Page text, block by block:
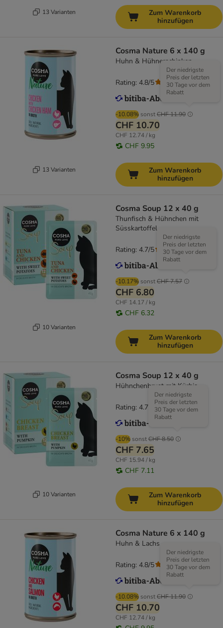
13 Varianten
Zum Warenkorb
hinzufügen
13 Varianten
Cosma Nature 6 x 140 g
Huhn & Hühnerschinken
-10.08% sonstCHF 11.90
Der niedrigste
Preis der letzten
30 Tage vor dem
Rabatt
CHF 10.70
CHF 12.74 / kg
CHF 9.95
Rating: 4.8/5 (107)
Zum Warenkorb
hinzufügen
10 Varianten
Cosma Soup 12 x 40 g
Thunfisch & Hühnchen mit
Süsskartoffel
-10.17% sonstCHF 7.57
Der niedrigste
Preis der letzten
30 Tage vor dem
Rabatt
CHF 6.80
CHF 14.17 / kg
CHF 6.32
Rating: 4.7/5 (127
Zum Warenkorb
hinzufügen
10 Varianten
Cosma Soup 12 x 40 g
Hühnchenbrust mit Kürbis
-10% sonstCHF 8.50
Der niedrigste
Preis der letzten
30 Tage vor dem
Rabatt
CHF 7.65
CHF 15.94 / kg
CHF 7.11
Rating: 4.7/5 (127
Zum Warenkorb
hinzufügen
Cosma Nature 6 x 140 g
Huhn & Lachs
-10.08% sonstCHF 11.90
Der niedrigste
Preis der letzten
30 Tage vor dem
Rabatt
CHF 10.70
CHF 12.74 / kg
Rating: 4.8/5 (107)